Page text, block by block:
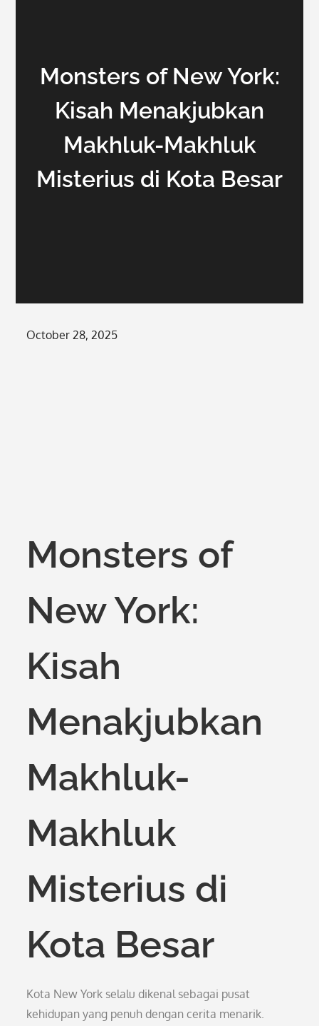
Monsters of New York:
Kisah Menakjubkan
Makhluk-Makhluk
Misterius di Kota Besar
Posted
October 28, 2025
Monsters of
New York:
Kisah
Menakjubkan
Makhluk-
Makhluk
Misterius di
Kota Besar
Kota New York selalu dikenal sebagai pusat
kehidupan yang penuh dengan cerita menarik.